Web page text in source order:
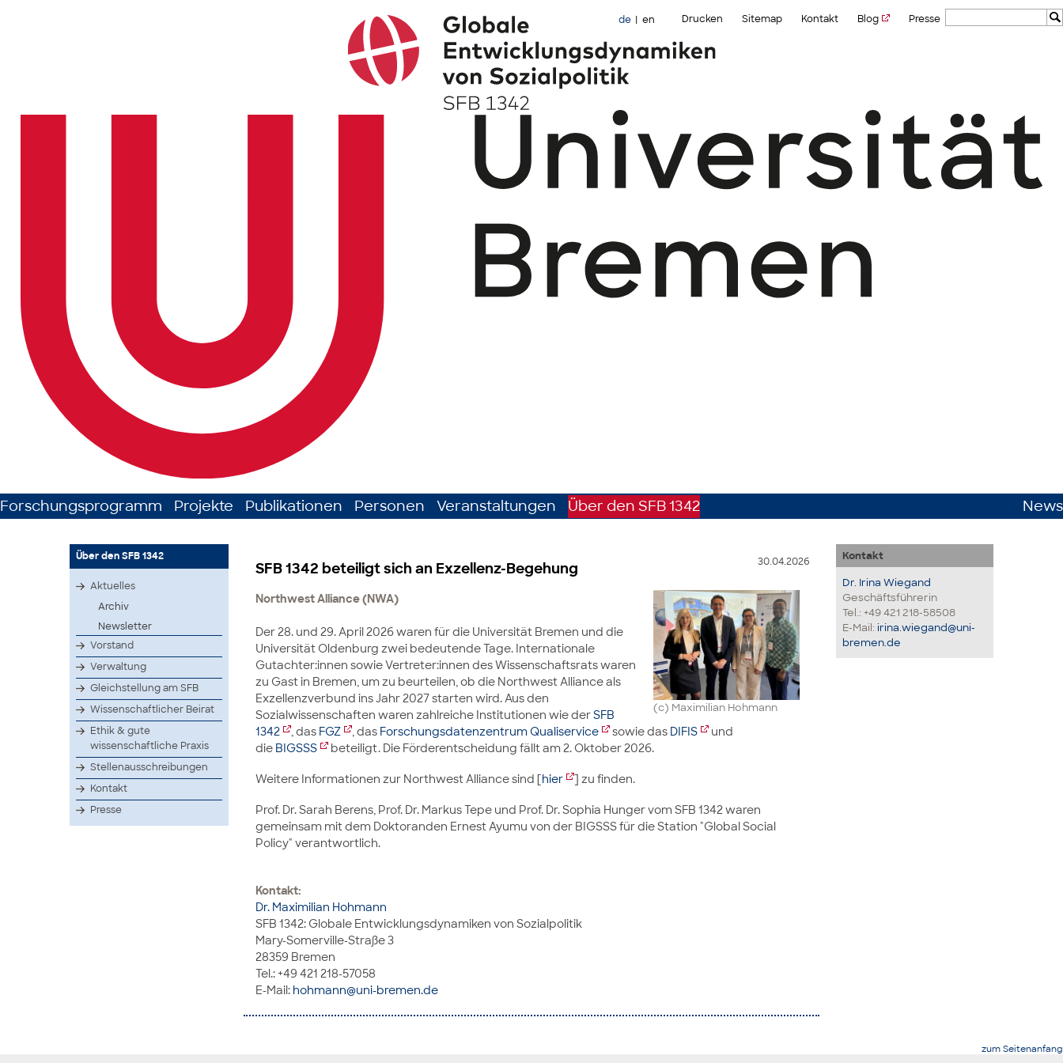
de en Drucken Sitemap Kontakt Blog Presse
Forschungsprogramm Projekte Publikationen Personen Veranstaltungen Über den SFB 1342 News
Über den SFB 1342
Aktuelles
Archiv
Newsletter
Vorstand
Verwaltung
Gleichstellung am SFB
Wissenschaftlicher Beirat
Ethik & gute
wissenschaftliche Praxis
Stellenausschreibungen
Kontakt
Presse
30.04.2026
SFB 1342 beteiligt sich an Exzellenz-Begehung
(c) Maximilian Hohmann
Northwest Alliance (NWA)
Der 28. und 29. April 2026 waren für die Universität Bremen und die
Universität Oldenburg zwei bedeutende Tage. Internationale
Gutachter:innen sowie Vertreter:innen des Wissenschaftsrats waren
zu Gast in Bremen, um zu beurteilen, ob die Northwest Alliance als
Exzellenzverbund ins Jahr 2027 starten wird. Aus den
Sozialwissenschaften waren zahlreiche Institutionen wie derSFB
1342
, das FGZ , das Forschungsdatenzentrum Qualiservice sowie das DIFIS
und
die BIGSSS beteiligt. Die Förderentscheidung fällt am 2. Oktober 2026.
Weitere Informationen zur Northwest Alliance sind [hier ] zu finden.
Prof. Dr. Sarah Berens, Prof. Dr. Markus Tepe und Prof. Dr. Sophia Hunger vom SFB 1342 waren
gemeinsam mit dem Doktoranden Ernest Ayumu von der BIGSSS für die Station "Global Social
Policy" verantwortlich.
Kontakt:
Dr. Maximilian Hohmann
SFB 1342: Globale Entwicklungsdynamiken von Sozialpolitik
Mary-Somerville-Straße 3
28359 Bremen
Tel.: +49 421 218-57058
E-Mail: hohmann@uni-bremen.de
Kontakt
Dr. Irina Wiegand
Geschäftsführerin
Tel.: +49 421 218-58508
E-Mail: irina.wiegand@uni-
bremen.de
zum Seitenanfang